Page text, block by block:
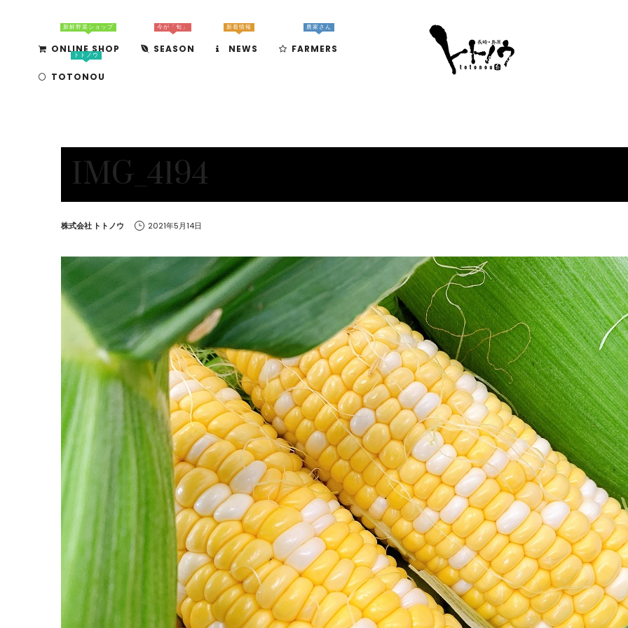
ONLINE SHOP
新鮮野菜ショップ
SEASON
今が「旬」
NEWS
新着情報
FARMERS
農家さん
TOTONOU
トトノウ
IMG_4194
by
株式会社 トトノウ 2021年5月14日